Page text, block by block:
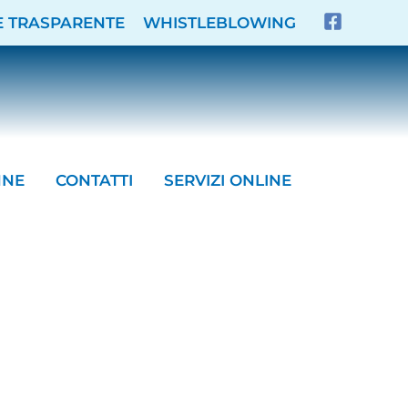
WHISTLEBLOWING
CONTATTI SERVIZI ONLINE